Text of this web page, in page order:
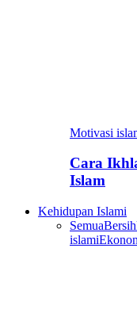
Motivasi
Cara
Islam
Kehidupan Islami
Semua
islami